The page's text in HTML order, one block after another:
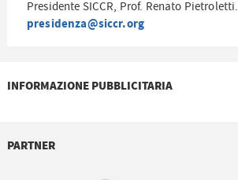
Presidente SICCR, Prof. Renato Pietroletti.
presidenza@siccr.org
INFORMAZIONE PUBBLICITARIA
PARTNER